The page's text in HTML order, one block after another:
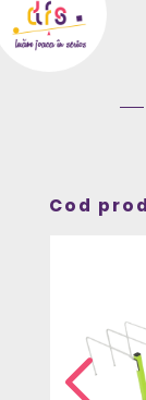
Echipamente de
Arhitecți/
Contact
Cod